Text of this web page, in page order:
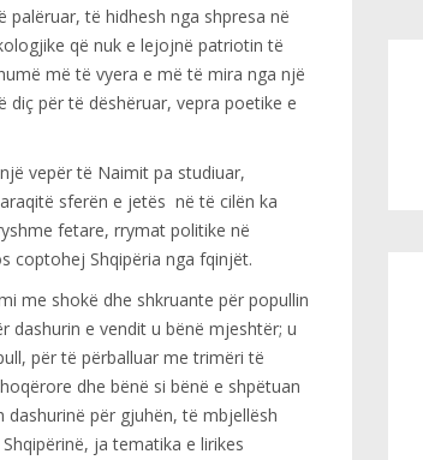
të hidhesh nga shpresa në
që nuk e lejojnë patriotin të
më të vyera e më të mira nga një
për të dëshëruar, vepra poetike e
vepër të Naimit pa studiuar,
sferën e jetës në të cilën ka
fetare, rrymat politike në
coptohej Shqipëria nga fqinjët.
me shokë dhe shkruante për popullin
dashurin e vendit u bënë mjeshtër; u
për të përballuar me trimëri të
dhe bënë si bënë e shpëtuan
për gjuhën, të mbjellësh
ja tematika e lirikes